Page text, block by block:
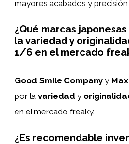
mayores acabados y
¿Qué marcas
la variedad y
1/6 en el mercado
Good Smile Company y
por la variedad y
en el mercado freaky.
¿Es recomendable